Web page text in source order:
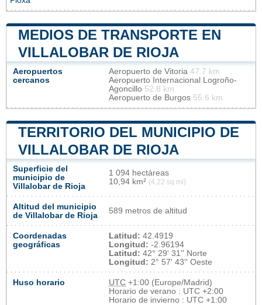
MEDIOS DE TRANSPORTE EN
VILLALOBAR DE RIOJA
Aeropuertos
cercanos
Aeropuerto de Vitoria 47.7 km
Aeropuerto Internacional Logroño-
Agoncillo 52.8 km
Aeropuerto de Burgos 55.6 km
TERRITORIO DEL MUNICIPIO DE
VILLALOBAR DE RIOJA
Superficie del
municipio de
Villalobar de Rioja
1 094 hectáreas
10,94 km² (4,22 sq mi)
Altitud del municipio
de Villalobar de Rioja
589 metros de altitud
Coordenadas
geográficas
Latitud: 42.4919
Longitud: -2.96194
Latitud: 42° 29' 31'' Norte
Longitud: 2° 57' 43'' Oeste
Huso horario UTC +1:00 (Europe/Madrid)
Horario de verano : UTC +2:00
Horario de invierno : UTC +1:00